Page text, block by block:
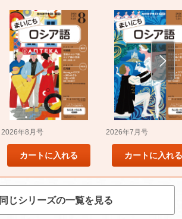
2026年8月号
カートに入れる
2026年7月号
カートに入れる
同じシリーズの一覧を見る